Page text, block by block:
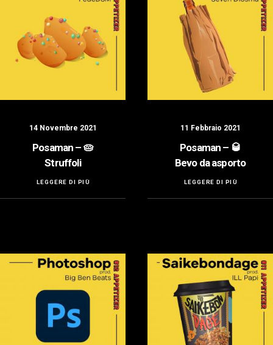
14 Novembre 2021
Posaman – 🥧
Struffoli
LEGGERE DI PIÙ
11 Febbraio 2021
Posaman – 🥃
Bevo da asporto
LEGGERE DI PIÙ